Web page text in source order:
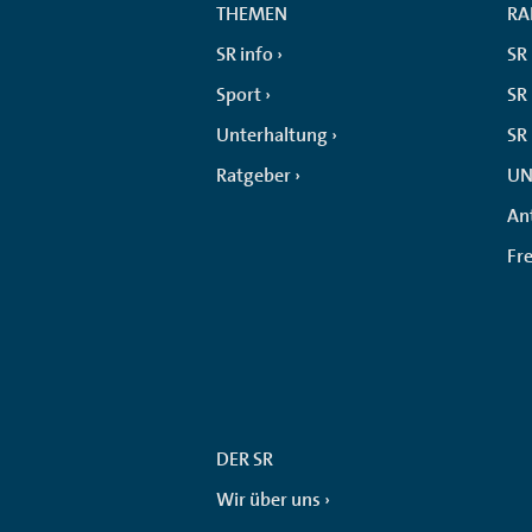
THEMEN
SR info
Sport
Unterhaltung
Ratgeber
DER SR
Wir über uns